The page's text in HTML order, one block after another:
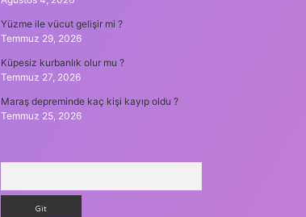
Yüzme ile vücut gelişir mi ?
Temmuz 29, 2026
Küpesiz kurbanlık olur mu ?
Temmuz 27, 2026
Maraş depreminde kaç kişi kayıp oldu ?
Temmuz 25, 2026